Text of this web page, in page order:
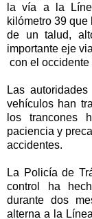
la vía a la
kilómetro 39
de un talud,
importante eje
con el occidente
Las
vehículos han
los trancones
paciencia y
accidentes.
La Policía de
control ha
durante dos
alterna a la